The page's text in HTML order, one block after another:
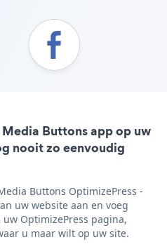
Buttons app op uw
nooit zo eenvoudig
Buttons OptimizePress -
uw website aan en voeg
OptimizePress pagina,
u maar wilt op uw site.